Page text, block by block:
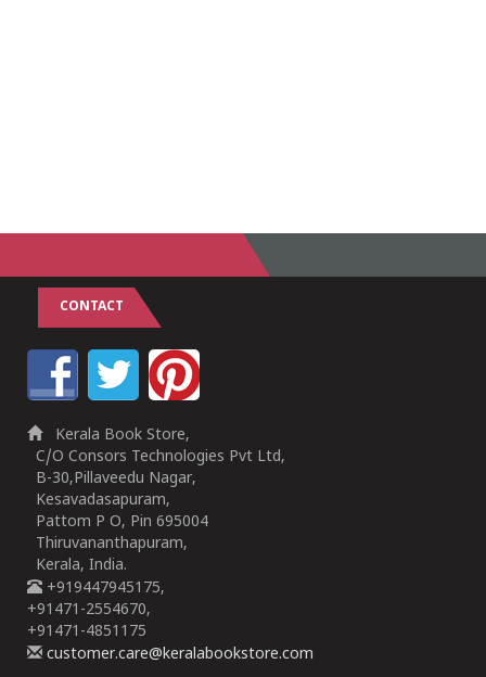
CONTACT
Kerala Book Store,
C/O Consors Technologies Pvt Ltd,
B-30,Pillaveedu Nagar,
Kesavadasapuram,
Pattom P O, Pin 695004
Thiruvananthapuram,
Kerala, India.
+919447945175,
+91471-2554670,
+91471-4851175
customer.care@keralabookstore.com